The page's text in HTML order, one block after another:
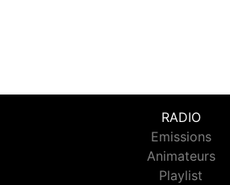
RADIO
Emissions
Animateurs
Playlist